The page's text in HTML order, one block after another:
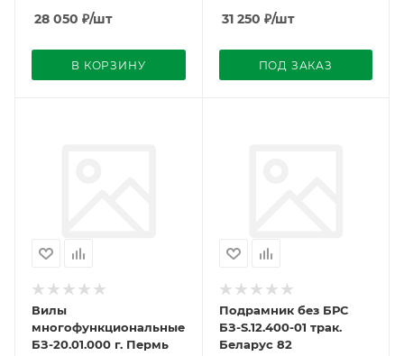
28 050 ₽/шт
В КОРЗИНУ
31 250 ₽/шт
ПОД ЗАКАЗ
Вилы
многофункциональные
БЗ-20.01.000 г. Пермь
Подрамник без БРС
БЗ-S.12.400-01 трак.
Беларус 82